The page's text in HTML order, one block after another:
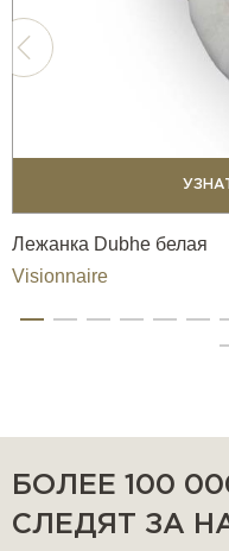
Лежанка Dubhe белая
Visionnaire
БОЛЕЕ 100
СЛЕДЯТ ЗА